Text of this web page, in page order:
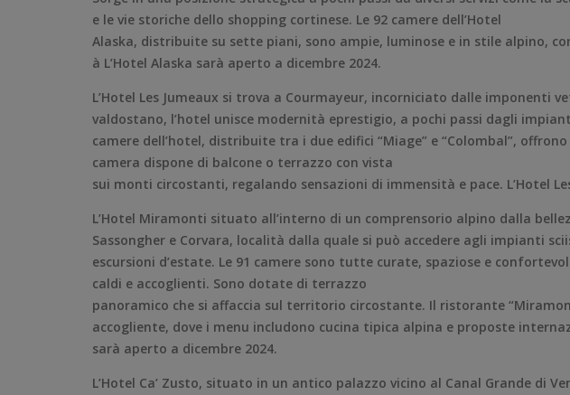
e le vie storiche dello shopping cortinese. Le 92 camere dell’Hotel
Alaska, distribuite su sette piani, sono ampie, luminose e in stile alpino,
à L’Hotel Alaska sarà aperto a dicembre 2024.
L’Hotel Les Jumeaux si trova a Courmayeur, incorniciato dalle imponenti
valdostano, l’hotel unisce modernità eprestigio, a pochi passi dagli
camere dell’hotel, distribuite tra i due edifici “Miage” e “Colombal”,
camera dispone di balcone o terrazzo con vista
sui monti circostanti, regalando sensazioni di immensità e pace. L’Hotel
L’Hotel Miramonti situato all’interno di un comprensorio alpino dalla
Sassongher e Corvara, località dalla quale si può accedere agli impianti
escursioni d’estate. Le 91 camere sono tutte curate, spaziose e
caldi e accoglienti. Sono dotate di terrazzo
panoramico che si affaccia sul territorio circostante. Il ristorante
accogliente, dove i menu includono cucina tipica alpina e proposte
sarà aperto a dicembre 2024.
L’Hotel Ca’ Zusto, situato in un antico palazzo vicino al Canal Grande di